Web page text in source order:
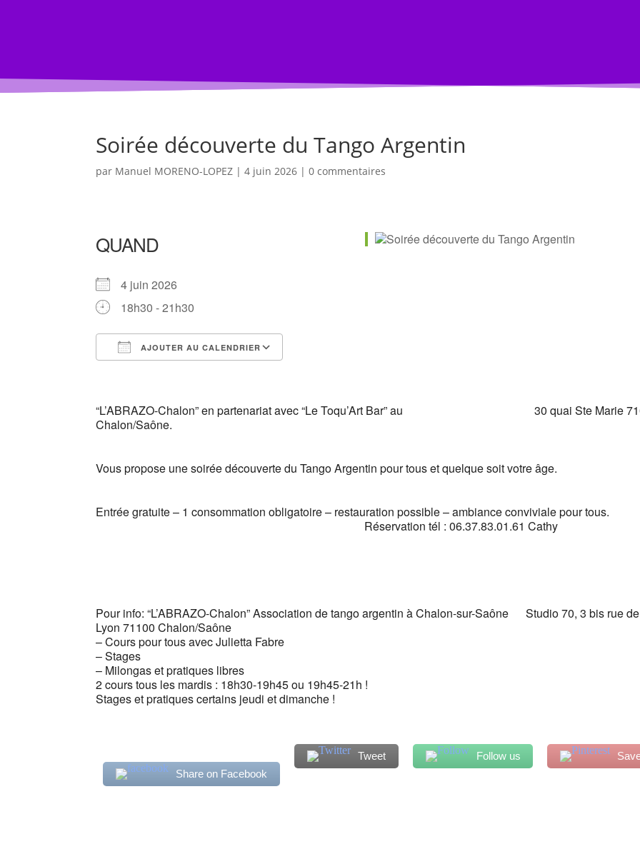
Soirée découverte du Tango Argentin
par Manuel MORENO-LOPEZ |4 juin 2026 |0 commentaires
QUAND
4 juin 2026
18h30 - 21h30
AJOUTER AU CALENDRIER
“L’ABRAZO-Chalon” en partenariat avec “Le Toqu’Art Bar” au 30 quai Ste Marie
Chalon/Saône.
Vous propose une soirée découverte du Tango Argentin pour tous et quelque soit votre âge.
Entrée gratuite – 1 consommation obligatoire – restauration possible – ambiance conviviale pour
Réservation tél : 06.37.83.01.61 Cathy
Pour info: “L’ABRAZO-Chalon” Association de tango argentin à Chalon-sur-Saône Studio 70, 3 bis rue de
Lyon 71100 Chalon/Saône
– Cours pour tous avec Julietta Fabre
– Stages
– Milongas et pratiques libres
2 cours tous les mardis : 18h30-19h45 ou 19h45-21h !
Stages et pratiques certains jeudi et dimanche !
Share on Facebook
Tweet Follow us